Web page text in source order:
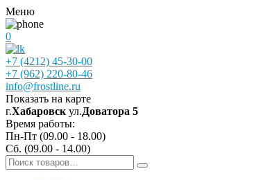
Меню
0
+7 (4212) 45-30-00
+7 (962) 220-80-46
info@frostline.ru
Показать на карте
г.Хабаровск ул.Доватора 5
Время работы:
Пн-Пт (09.00 - 18.00)
Сб. (09.00 - 14.00)